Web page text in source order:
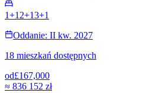
1+1 2+13+1
Oddanie: II kw. 2027
18 mieszkań dostępnych
od£167,000
≈ 836 152 zł